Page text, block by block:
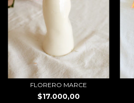
FLORERO MARCE
$17.000,00